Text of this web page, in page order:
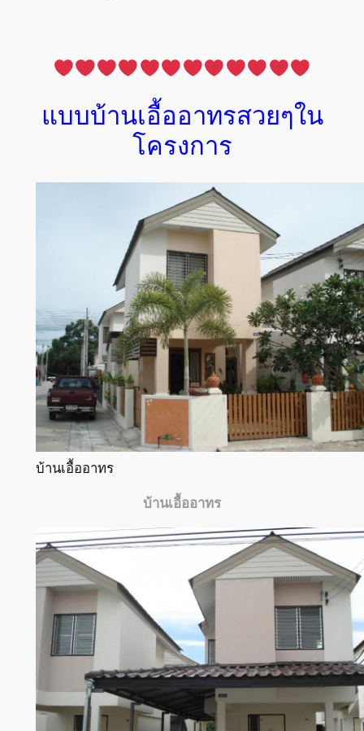
แบบบ้านเอื้ออาทรสวยๆใน
โครงการ
บ้านเอื้ออาทร
บ้านเอื้ออาทร